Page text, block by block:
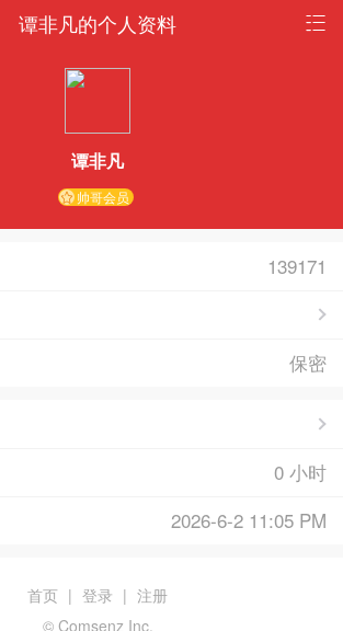
谭非凡的个人资料
谭非凡
帅哥会员
139171
保密
0 小时
2026-6-2 11:05 PM
首页 | 登录 | 注册
© Comsenz Inc.